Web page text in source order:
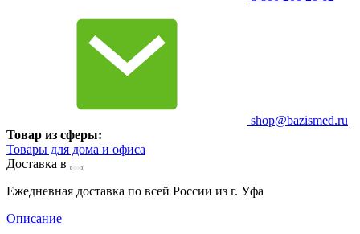
shop@bazismed.ru
Товар из сферы:
Товары для дома и офиса
Доставка в
Ежедневная доставка по всей России из г. Уфа
Описание